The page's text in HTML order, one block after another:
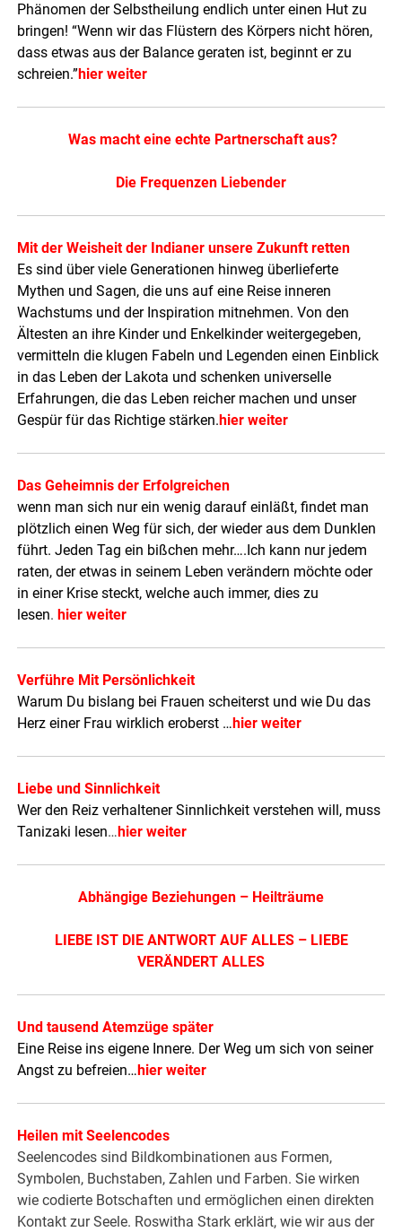
Phänomen der Selbstheilung endlich unter einen Hut zu
bringen! “Wenn wir das Flüstern des Körpers nicht hören,
dass etwas aus der Balance geraten ist, beginnt er zu
schreien.” hier weiter
Was macht eine echte Partnerschaft aus?
Die Frequenzen Liebender
Mit der Weisheit der Indianer unsere Zukunft retten
Es sind über viele Generationen hinweg überlieferte
Mythen und Sagen, die uns auf eine Reise inneren
Wachstums und der Inspiration mitnehmen. Von den
Ältesten an ihre Kinder und Enkelkinder weitergegeben,
vermitteln die klugen Fabeln und Legenden einen Einblick
in das Leben der Lakota und schenken universelle
Erfahrungen, die das Leben reicher machen und unser
Gespür für das Richtige stärken. hier weiter
Das Geheimnis der Erfolgreichen
wenn man sich nur ein wenig darauf einläßt, findet man
plötzlich einen Weg für sich, der wieder aus dem Dunklen
führt. Jeden Tag ein bißchen mehr….Ich kann nur jedem
raten, der etwas in seinem Leben verändern möchte oder
in einer Krise steckt, welche auch immer, dies zu
lesen. hier weiter
Verführe Mit Persönlichkeit
Warum Du bislang bei Frauen scheiterst und wie Du das
Herz einer Frau wirklich eroberst … hier weiter
Liebe und Sinnlichkeit
Wer den Reiz verhaltener Sinnlichkeit verstehen will, muss
Tanizaki lesen… hier weiter
Abhängige Beziehungen – Heilträume
LIEBE IST DIE ANTWORT AUF ALLES – LIEBE
VERÄNDERT ALLES
Und tausend Atemzüge später
Eine Reise ins eigene Innere. Der Weg um sich von seiner
Angst zu befreien… hier weiter
Heilen mit Seelencodes
Seelencodes sind Bildkombinationen aus Formen,
Symbolen, Buchstaben, Zahlen und Farben. Sie wirken
wie codierte Botschaften und ermöglichen einen direkten
Kontakt zur Seele. Roswitha Stark erklärt, wie wir aus der